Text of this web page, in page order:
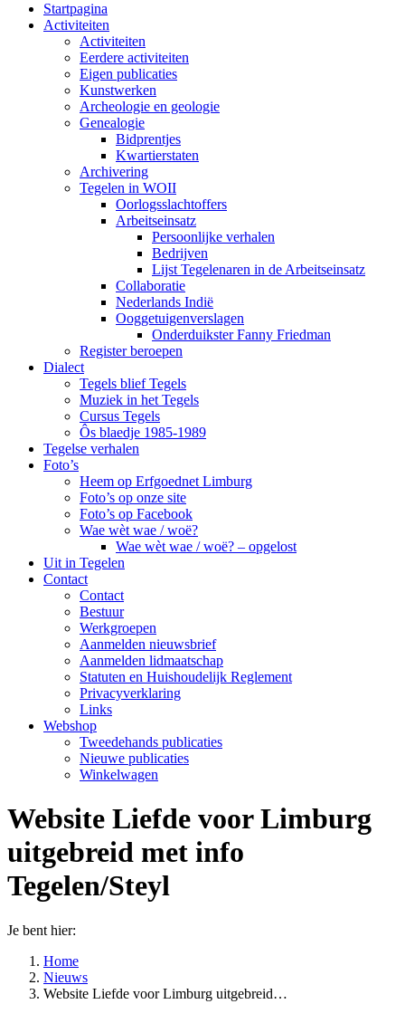
Startpagina
Activiteiten
Activiteiten
Eerdere activiteiten
Eigen publicaties
Kunstwerken
Archeologie en geologie
Genealogie
Bidprentjes
Kwartierstaten
Archivering
Tegelen in WOII
Oorlogsslachtoffers
Arbeitseinsatz
Persoonlijke verhalen
Bedrijven
Lijst Tegelenaren in de Arbeitseinsatz
Collaboratie
Nederlands Indië
Ooggetuigenverslagen
Onderduikster Fanny Friedman
Register beroepen
Dialect
Tegels blief Tegels
Muziek in het Tegels
Cursus Tegels
Ôs blaedje 1985-1989
Tegelse verhalen
Foto’s
Heem op Erfgoednet Limburg
Foto’s op onze site
Foto’s op Facebook
Wae wèt wae / woë?
Wae wèt wae / woë? – opgelost
Uit in Tegelen
Contact
Contact
Bestuur
Werkgroepen
Aanmelden nieuwsbrief
Aanmelden lidmaatschap
Statuten en Huishoudelijk Reglement
Privacyverklaring
Links
Webshop
Tweedehands publicaties
Nieuwe publicaties
Winkelwagen
Website Liefde voor Limburg
uitgebreid met info
Tegelen/Steyl
Je bent hier:
Home
Nieuws
Website Liefde voor Limburg uitgebreid…